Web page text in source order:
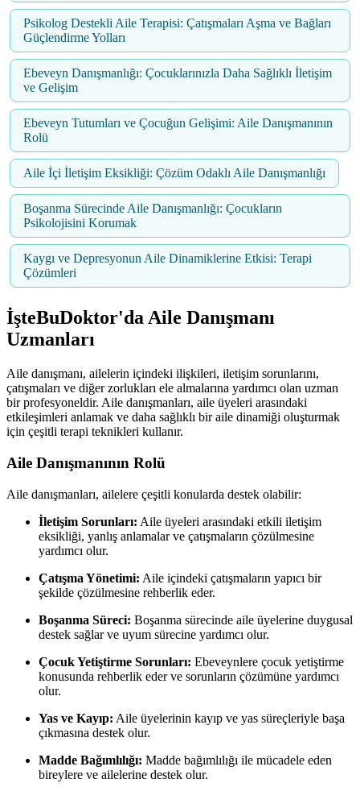
Psikolog Destekli Aile Terapisi: Çatışmaları Aşma ve Bağları
Güçlendirme Yolları
Ebeveyn Danışmanlığı: Çocuklarınızla Daha Sağlıklı İletişim
ve Gelişim
Ebeveyn Tutumları ve Çocuğun Gelişimi: Aile Danışmanının
Rolü
Aile İçi İletişim Eksikliği: Çözüm Odaklı Aile Danışmanlığı
Boşanma Sürecinde Aile Danışmanlığı: Çocukların
Psikolojisini Korumak
Kaygı ve Depresyonun Aile Dinamiklerine Etkisi: Terapi
Çözümleri
İşteBuDoktor'da Aile Danışmanı
Uzmanları
Aile danışmanı, ailelerin içindeki ilişkileri, iletişim sorunlarını,
çatışmaları ve diğer zorlukları ele almalarına yardımcı olan uzman
bir profesyoneldir. Aile danışmanları, aile üyeleri arasındaki
etkileşimleri anlamak ve daha sağlıklı bir aile dinamiği oluşturmak
için çeşitli terapi teknikleri kullanır.
Aile Danışmanının Rolü
Aile danışmanları, ailelere çeşitli konularda destek olabilir:
İletişim Sorunları: Aile üyeleri arasındaki etkili iletişim
eksikliği, yanlış anlamalar ve çatışmaların çözülmesine
yardımcı olur.
Çatışma Yönetimi: Aile içindeki çatışmaların yapıcı bir
şekilde çözülmesine rehberlik eder.
Boşanma Süreci: Boşanma sürecinde aile üyelerine duygusal
destek sağlar ve uyum sürecine yardımcı olur.
Çocuk Yetiştirme Sorunları: Ebeveynlere çocuk yetiştirme
konusunda rehberlik eder ve sorunların çözümüne yardımcı
olur.
Yas ve Kayıp: Aile üyelerinin kayıp ve yas süreçleriyle başa
çıkmasına destek olur.
Madde Bağımlılığı: Madde bağımlılığı ile mücadele eden
bireylere ve ailelerine destek olur.